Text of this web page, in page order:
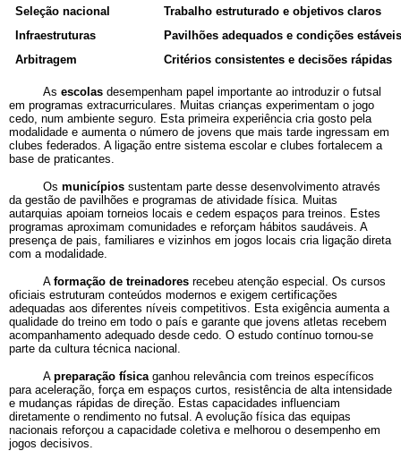
Seleção nacional
Trabalho estruturado e objetivos claros
Infraestruturas
Pavilhões adequados e condições estáveis
Arbitragem
Critérios consistentes e decisões rápidas
As escolas desempenham papel importante ao introduzir o futsal
em programas extracurriculares. Muitas crianças experimentam o jogo
cedo, num ambiente seguro. Esta primeira experiência cria gosto pela
modalidade e aumenta o número de jovens que mais tarde ingressam em
clubes federados. A ligação entre sistema escolar e clubes fortalecem a
base de praticantes.
Os municípiossustentam parte desse desenvolvimento através
da gestão de pavilhões e programas de atividade física. Muitas
autarquias apoiam torneios locais e cedem espaços para treinos. Estes
programas aproximam comunidades e reforçam hábitos saudáveis. A
presença de pais, familiares e vizinhos em jogos locais cria ligação direta
com a modalidade.
A formação de treinadoresrecebeu atenção especial. Os cursos
oficiais estruturam conteúdos modernos e exigem certificações
adequadas aos diferentes níveis competitivos. Esta exigência aumenta a
qualidade do treino em todo o país e garante que jovens atletas recebem
acompanhamento adequado desde cedo. O estudo contínuo tornou-se
parte da cultura técnica nacional.
A preparação físicaganhou relevância com treinos específicos
para aceleração, força em espaços curtos, resistência de alta intensidade
e mudanças rápidas de direção. Estas capacidades influenciam
diretamente o rendimento no futsal. A evolução física das equipas
nacionais reforçou a capacidade coletiva e melhorou o desempenho em
jogos decisivos.